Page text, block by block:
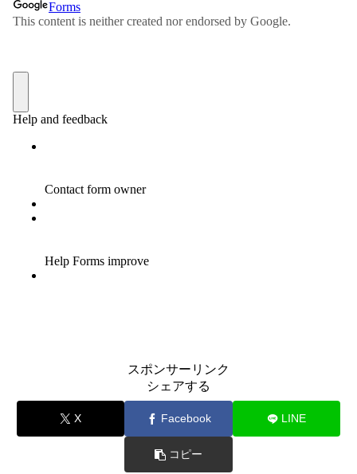
スポンサーリンク
シェアする
X Facebook LINE
コピー